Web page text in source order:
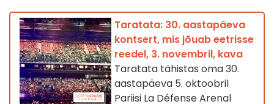
Taratata: 30. aastapäeva
kontsert, mis jõuab eetrisse
reedel, 3. novembril, kava
Taratata tähistas oma 30.
aastapäeva 5. oktoobril
Pariisi La Défense Arenal